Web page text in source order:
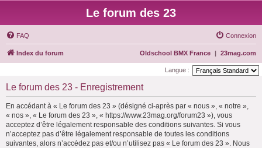
Le forum des 23
FAQ Connexion
Index du forum 23mag.com
|
Oldschool BMX France
Langue :
Le forum des 23 - Enregistrement
En accédant à « Le forum des 23 » (désigné ci-après par « nous », « notre »,
« nos », « Le forum des 23 », « https://www.23mag.org/forum23 »), vous
acceptez d’être légalement responsable des conditions suivantes. Si vous
n’acceptez pas d’être légalement responsable de toutes les conditions
suivantes, alors n’accédez pas et/ou n’utilisez pas « Le forum des 23 ». Nous